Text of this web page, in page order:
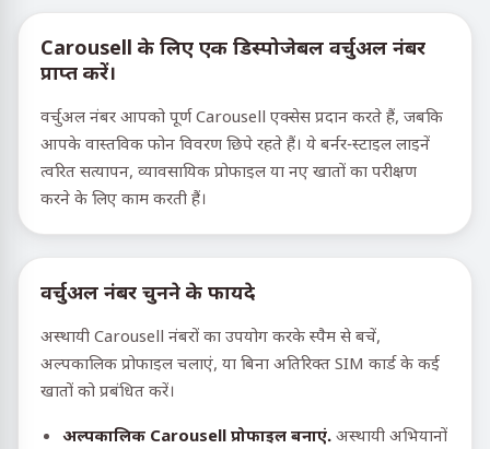
Carousell के लिए एक डिस्पोजेबल वर्चुअल नंबर
प्राप्त करें।
वर्चुअल नंबर आपको पूर्ण Carousell एक्सेस प्रदान करते हैं, जबकि
आपके वास्तविक फोन विवरण छिपे रहते हैं। ये बर्नर-स्टाइल लाइनें
त्वरित सत्यापन, व्यावसायिक प्रोफाइल या नए खातों का परीक्षण
करने के लिए काम करती हैं।
वर्चुअल नंबर चुनने के फायदे
अस्थायी Carousell नंबरों का उपयोग करके स्पैम से बचें,
अल्पकालिक प्रोफाइल चलाएं, या बिना अतिरिक्त SIM कार्ड के कई
खातों को प्रबंधित करें।
अल्पकालिक Carousell प्रोफाइल बनाएं. अस्थायी अभियानों